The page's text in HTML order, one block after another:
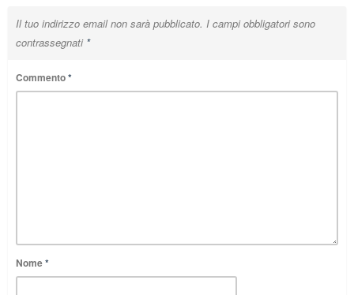
Il tuo indirizzo email non sarà pubblicato. I campi obbligatori sono
contrassegnati *
Commento*
Nome*